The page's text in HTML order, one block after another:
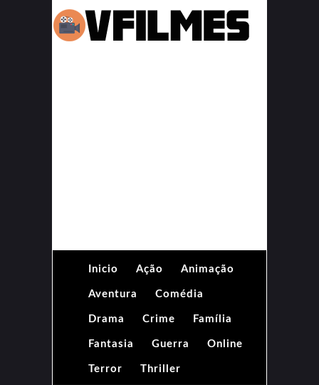
Inicio Ação Animação
Aventura Comédia
Drama Crime Família
Fantasia Guerra Online
Terror Thriller